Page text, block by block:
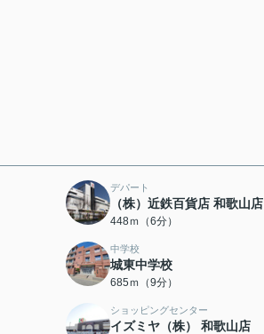
デパート
（株）近鉄百貨店 和歌山店
448ｍ（6分）
中学校
城東中学校
685ｍ（9分）
ショッピングセンター
イズミヤ（株） 和歌山店